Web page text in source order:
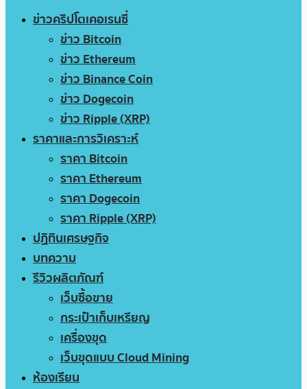
ข่าวคริปโตเคอเรนซี่
ข่าว Bitcoin
ข่าว Ethereum
ข่าว Binance Coin
ข่าว Dogecoin
ข่าว Ripple (XRP)
ราคาและการวิเคราะห์
ราคา Bitcoin
ราคา Ethereum
ราคา Dogecoin
ราคา Ripple (XRP)
ปฏิทินเศรษฐกิจ
บทความ
รีวิวผลิตภัณฑ์
เว็บซื้อขาย
กระเป๋าเก็บเหรียญ
เครื่องขุด
เว็บขุดแบบ Cloud Mining
ห้องเรียน